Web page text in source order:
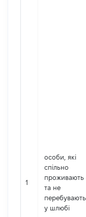
1
особи, які
спільно
проживають
та не
перебувають
у шлюбі